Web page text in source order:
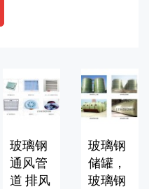
玻璃钢
通风管
道 排风
玻璃钢
储罐，
玻璃钢